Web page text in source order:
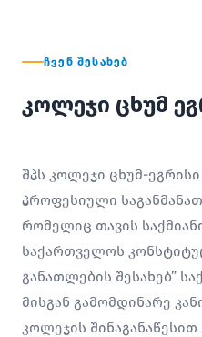
ᲩᲕᲔᲜ ᲨᲔᲡᲐᲮᲔᲑ
კოლეჯი ცხუმ
შპს კოლეჯი ცხუმ-
პროფესიული
რომელიც თავის
საქართველოს
განათლების შესახებ”
მისგან გამომდინარე
კოლეჯის